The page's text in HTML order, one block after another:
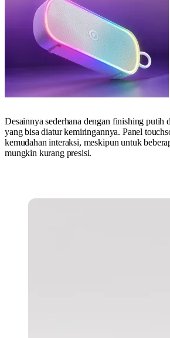
Desainnya sederhana dengan finishing putih
yang bisa diatur kemiringannya. Panel
kemudahan interaksi, meskipun untuk
mungkin kurang presisi.